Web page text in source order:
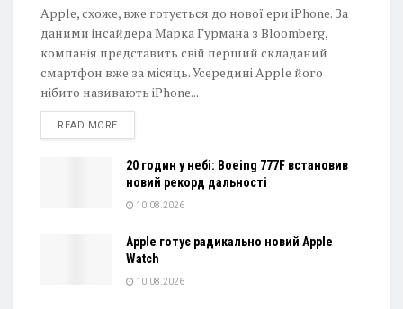
Apple, схоже, вже готується до нової ери iPhone. За
даними інсайдера Марка Гурмана з Bloomberg,
компанія представить свій перший складаний
смартфон вже за місяць. Усередині Apple його
нібито називають iPhone...
READ MOREDETAILS
20 годин у небі: Boeing 777F встановив
новий рекорд дальності
10.08.2026
Apple готує радикально новий Apple
Watch
10.08.2026